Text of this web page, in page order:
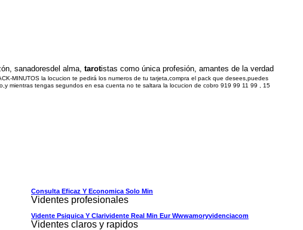
sanadoresdel alma, tarotistas como única profesión, amantes de la verdad
MINUTOS la locucion te pedirá los numeros de tu tarjeta,compra el pack que desees,puedes
mientras tengas segundos en esa cuenta no te saltara la locucion de cobro 919 99 11 99
15
Consulta Eficaz Y Economica Solo Min
Videntes profesionales
Vidente Psiquica Y Clarividente Real Min Eur Wwwamoryvidenciacom
Videntes claros y rapidos